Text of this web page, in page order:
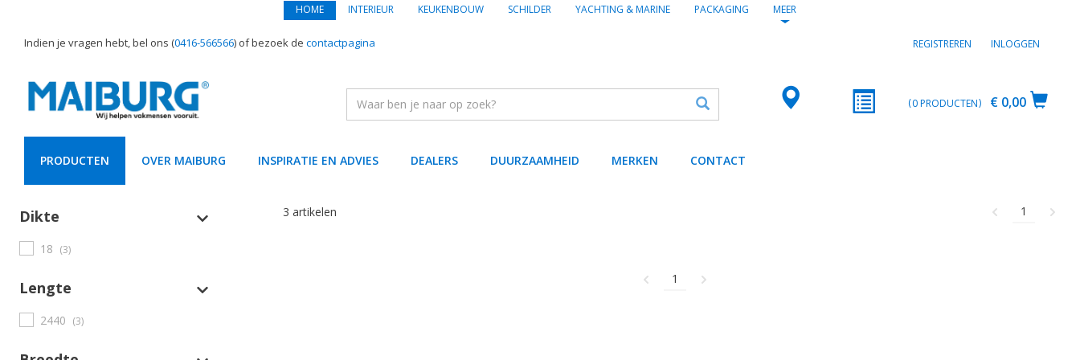
HOME INTERIEUR KEUKENBOUW SCHILDER YACHTING & MARINE PACKAGING MEER
Indien je vragen hebt, bel ons (0416-566566) of bezoek de contactpagina REGISTREREN INLOGGEN
€ 0,00
0PRODUCTEN
PRODUCTEN OVER MAIBURG INSPIRATIE EN ADVIES DEALERS DUURZAAMHEID MERKEN CONTACT
Dikte
18 (3)
Lengte
2440 (3)
3 artikelen 1
1